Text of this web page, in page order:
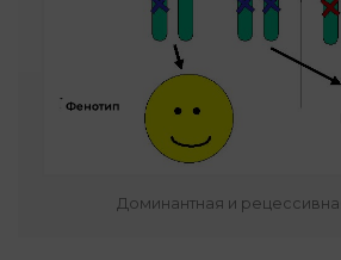
Доминантная и